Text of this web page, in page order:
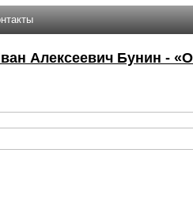
Алексеевич Бунин -